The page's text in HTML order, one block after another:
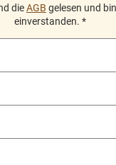
dieAGB gelesen und
einverstanden. *